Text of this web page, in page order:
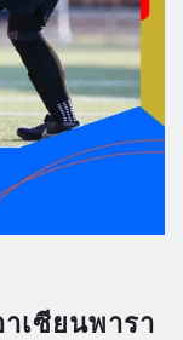
เซียนพารา